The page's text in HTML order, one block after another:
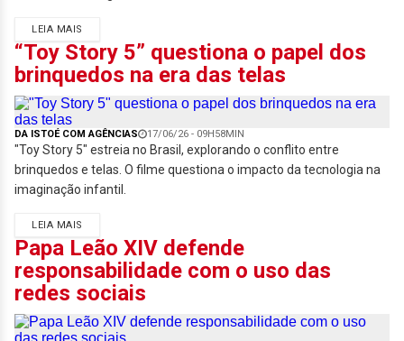
LEIA MAIS
“Toy Story 5” questiona o papel dos
brinquedos na era das telas
DA ISTOÉ COM AGÊNCIAS 17/06/26 - 09H58MIN
"Toy Story 5" estreia no Brasil, explorando o conflito entre
brinquedos e telas. O filme questiona o impacto da tecnologia na
imaginação infantil.
LEIA MAIS
Papa Leão XIV defende
responsabilidade com o uso das
redes sociais